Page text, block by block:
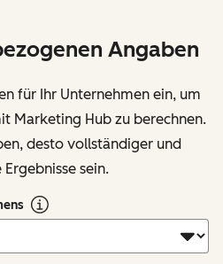
Angaben
für Ihr Unternehmen ein, um
Marketing Hub zu berechnen.
desto vollständiger und
sein.